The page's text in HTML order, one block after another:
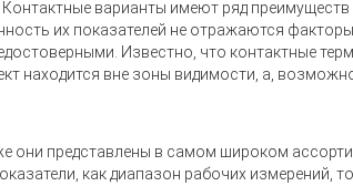
варианты имеют ряд преимуществ
их показателей не отражаются
Известно, что контактные
находится вне зоны видимости, а,
они представлены в самом широком
как диапазон рабочих измерений,